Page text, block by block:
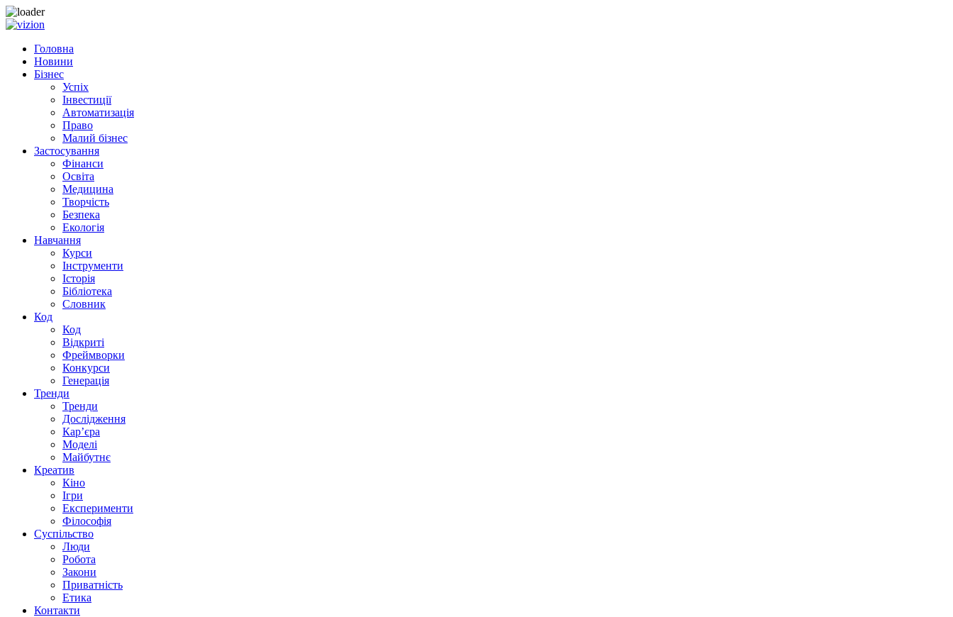
Skip to content
Головна
Новини
Бізнес
Успіх
Інвестиції
Автоматизація
Право
Малий бізнес
Застосування
Фінанси
Освіта
Медицина
Творчість
Безпека
Екологія
Навчання
Курси
Інструменти
Історія
Бібліотека
Словник
Код
Код
Відкриті
Фреймворки
Конкурси
Генерація
Тренди
Тренди
Дослідження
Кар’єра
Моделі
Майбутнє
Креатив
Кіно
Ігри
Експерименти
Філософія
Суспільство
Люди
Робота
Закони
Приватність
Етика
Контакти